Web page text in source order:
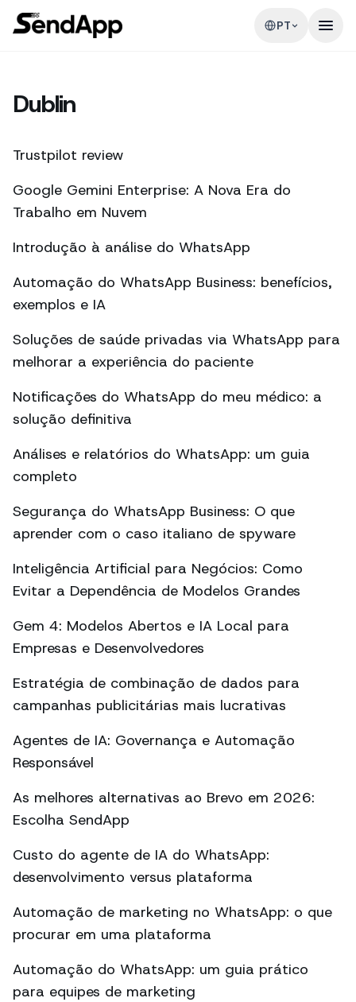
PT
Dublin
Trustpilot review
Google Gemini Enterprise: A Nova Era do
Trabalho em Nuvem
Introdução à análise do WhatsApp
Automação do WhatsApp Business: benefícios,
exemplos e IA
Soluções de saúde privadas via WhatsApp para
melhorar a experiência do paciente
Notificações do WhatsApp do meu médico: a
solução definitiva
Análises e relatórios do WhatsApp: um guia
completo
Segurança do WhatsApp Business: O que
aprender com o caso italiano de spyware
Inteligência Artificial para Negócios: Como
Evitar a Dependência de Modelos Grandes
Gem 4: Modelos Abertos e IA Local para
Empresas e Desenvolvedores
Estratégia de combinação de dados para
campanhas publicitárias mais lucrativas
Agentes de IA: Governança e Automação
Responsável
As melhores alternativas ao Brevo em 2026:
Escolha SendApp
Custo do agente de IA do WhatsApp:
desenvolvimento versus plataforma
Automação de marketing no WhatsApp: o que
procurar em uma plataforma
Automação do WhatsApp: um guia prático
para equipes de marketing